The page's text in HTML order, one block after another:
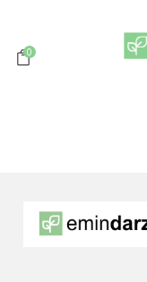
0